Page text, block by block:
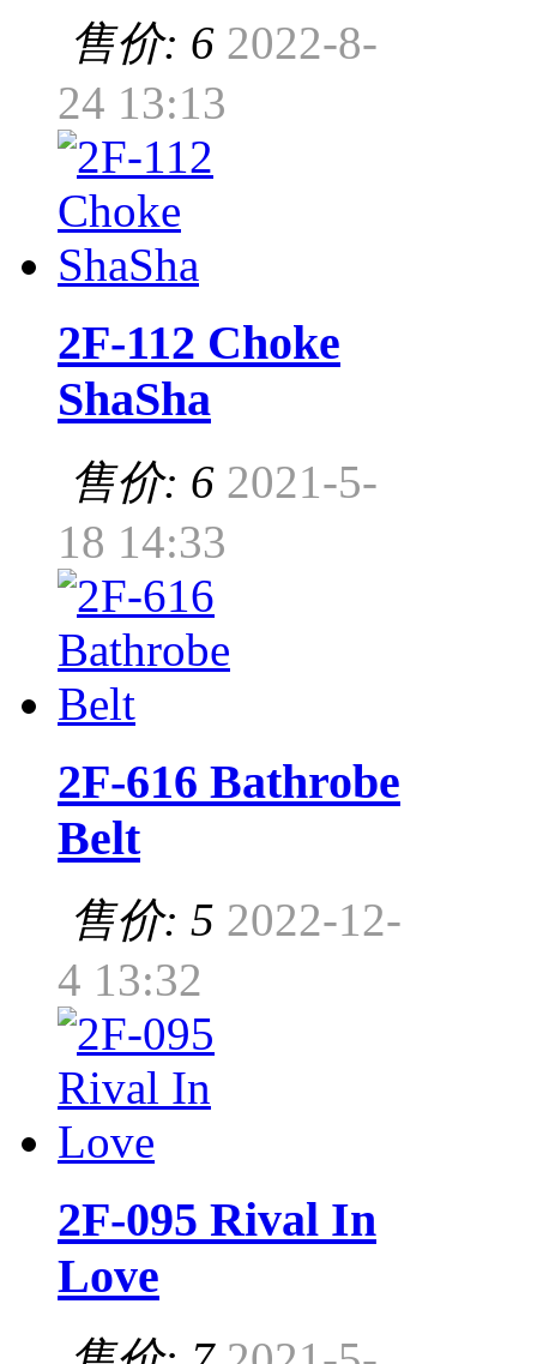
售价: 6 2022-8-
24 13:13
2F-112 Choke
ShaSha
售价: 6 2021-5-
18 14:33
2F-616 Bathrobe
Belt
售价: 5 2022-12-
4 13:32
2F-095 Rival In
Love